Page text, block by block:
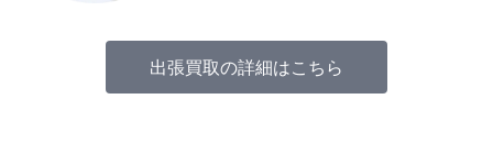
出張買取の詳細はこちら